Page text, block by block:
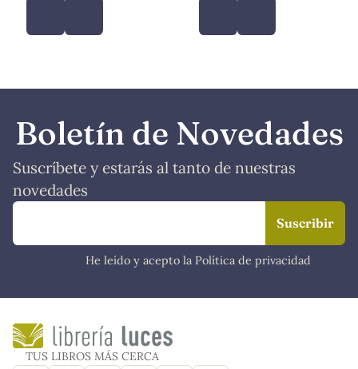
Boletín de Novedades
Suscríbete y estarás al tanto de nuestras
novedades
He leído y acepto la Política de privacidad
TUS LIBROS MÁS CERCA